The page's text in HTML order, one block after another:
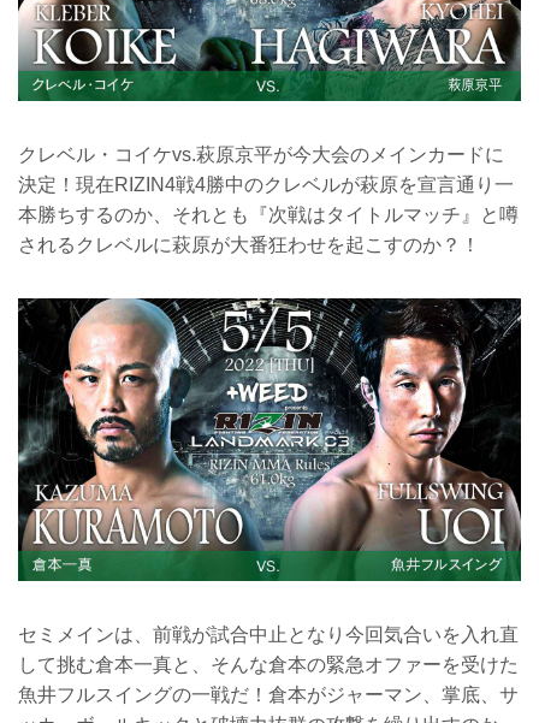
クレベル・コイケvs.萩原京平が今大会のメインカードに
決定！現在RIZIN4戦4勝中のクレベルが萩原を宣言通り一
本勝ちするのか、それとも『次戦はタイトルマッチ』と噂
されるクレベルに萩原が大番狂わせを起こすのか？！
セミメインは、前戦が試合中止となり今回気合いを入れ直
して挑む倉本一真と、そんな倉本の緊急オファーを受けた
魚井フルスイングの一戦だ！倉本がジャーマン、掌底、サ